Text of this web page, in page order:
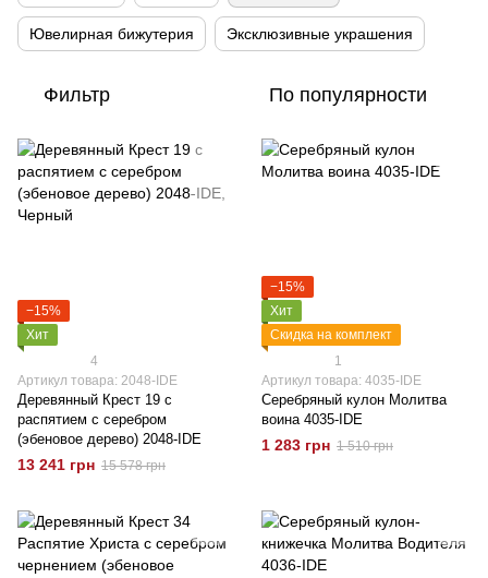
Ювелирная бижутерия Эксклюзивные украшения
Фильтр По популярности
−15%
Хит
4
Артикул товара: 2048-IDE
Деревянный Крест 19 с
распятием с серебром
(эбеновое дерево) 2048-IDE
13 241 грн 15 578 грн
−15%
Хит
Скидка на комплект
1
Артикул товара: 4035-IDE
Серебряный кулон Молитва
воина 4035-IDE
1 283 грн 1 510 грн